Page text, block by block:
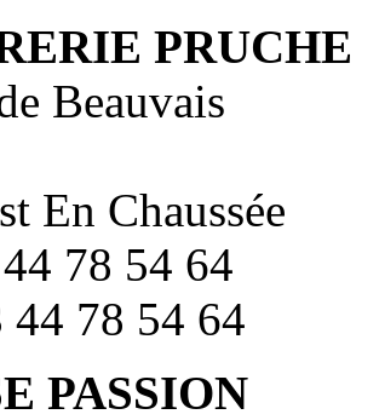
PRUCHE
Beauvais
En Chaussée
78 54 64
44 78 54 64
PASSION